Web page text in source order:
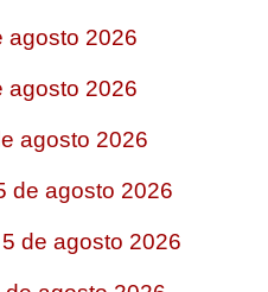
agosto 2026
agosto 2026
agosto 2026
de agosto 2026
de agosto 2026